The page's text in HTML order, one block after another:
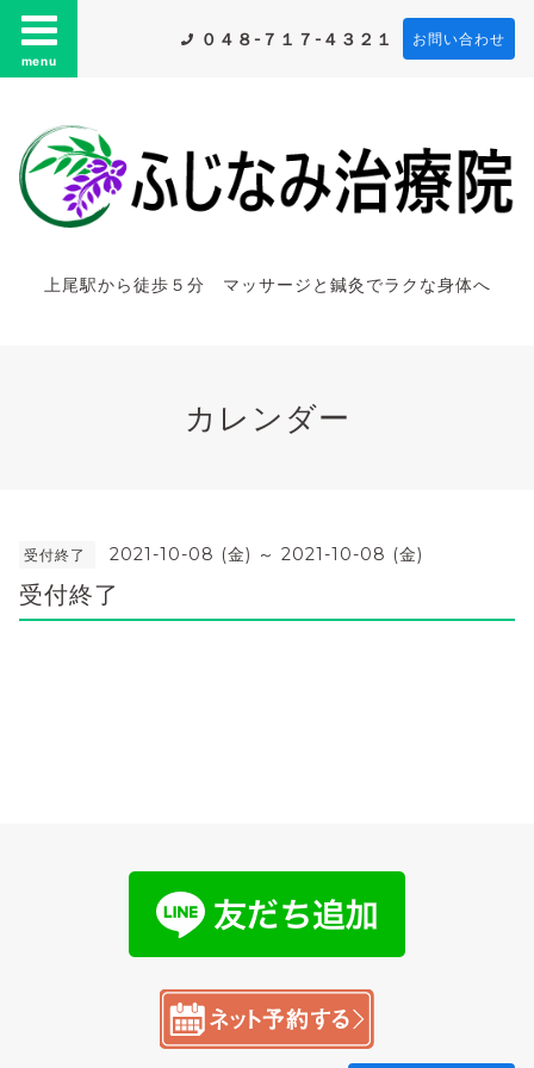
menu
０４８-７１７-４３２１ お問い合わせ
上尾駅から徒歩５分 マッサージと鍼灸でラクな身体へ
カレンダー
受付終了 2021-10-08 (金) ～ 2021-10-08 (金)
受付終了